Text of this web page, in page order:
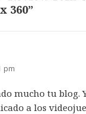
360”
pm
mucho tu blog.
a los